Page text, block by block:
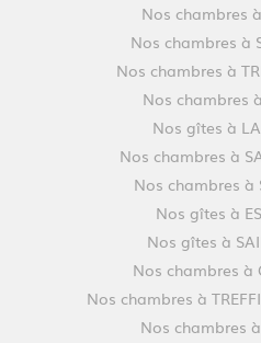
Nos chambres
Nos chambres à
Nos chambres à
Nos chambres
Nos gîtes à
Nos chambres à
Nos chambres à
Nos gîtes à
Nos gîtes à
Nos chambres à
Nos chambres à
Nos chambres